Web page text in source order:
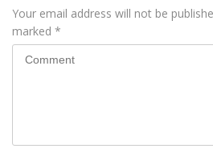
Your email address will not be
marked *